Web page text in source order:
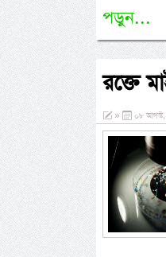
পড়ুন...
রক্তে
» ০৮